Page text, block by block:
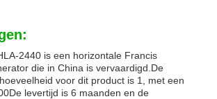
2440 is een horizontale Francis
die in China is vervaardigd.De
voor dit product is 1, met een
levertijd is 6 maanden en de